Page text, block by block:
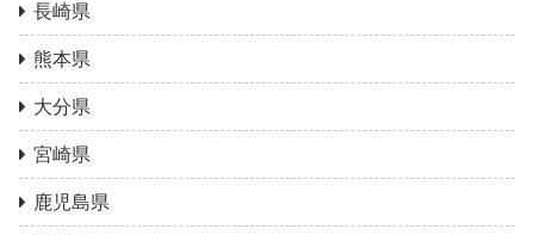
長崎県
熊本県
大分県
宮崎県
鹿児島県